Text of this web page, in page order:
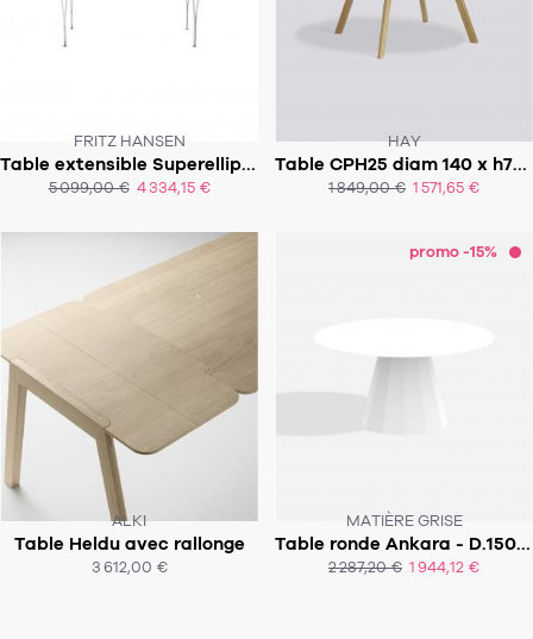
FRITZ HANSEN
Table extensible Superellipse 170-270x100cm - B620
5 099,00 € 4 334,15 €
SOUS 6-8 SEMAINES!
ACHAT EXPRESS
HAY
Table CPH25 diam 140 x h74cm
1 849,00 € 1 571,65 €
SOUS 6-8 SEMAINES
ACHAT EXPRESS
ALKI
Table Heldu avec rallonge
3 612,00 €
SOUS 8-9 SEMAINES
promo -15%
MATIÈRE GRISE
Table ronde Ankara - D.150x76 cm - Indoor
2 287,20 € 1 944,12 €
SOUS 4-5 SEMAINES!
ACHAT EXPRESS